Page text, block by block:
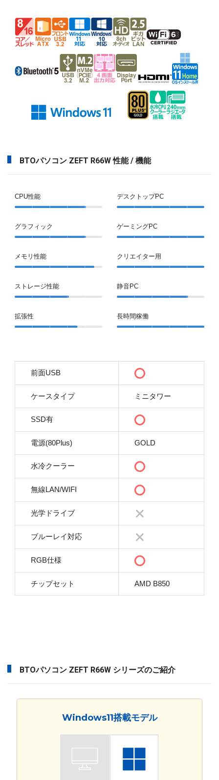
BTOパソコン ZEFT R66W 性能 / 機能
CPU性能
グラフィック
メモリ性能
ストレージ性能
拡張性
デスクトップPC
ゲーミングPC
クリエイター用
静音PC
長時間稼働
前面USB
ケースタイプ ミニタワー
SSD有
電源(80Plus) GOLD
水冷クーラー
無線LAN/WIFI
光学ドライブ
ブルーレイ対応
RGB仕様
チップセット AMD B850
BTOパソコン ZEFT R66W シリーズのご紹介
Windows11搭載モデル